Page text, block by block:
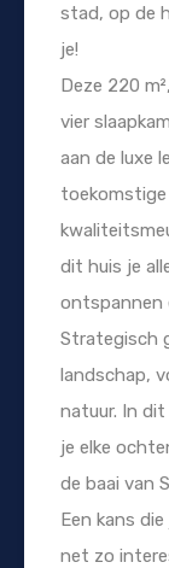
stad, op de
je!
Deze 220
vier
aan de luxe
dit huis je
ontspannen
Strategisch
landschap,
natuur. In
je elke
de baai van
Een kans
net zo